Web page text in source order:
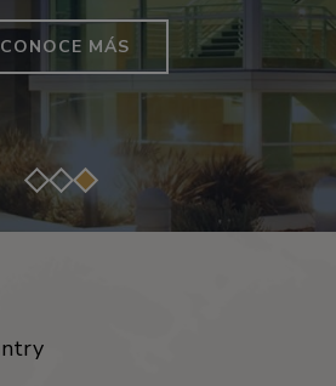
CONTACTO
CONOCE MÁS